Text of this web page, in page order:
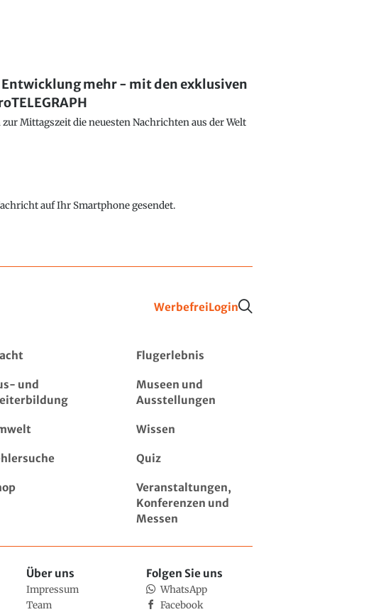
Entwicklung mehr - mit den exklusiven
Mittagszeit die neuesten Nachrichten aus der Welt
auf Ihr Smartphone gesendet.
WerbefreiLogin
Flugerlebnis
und
Museen und
Ausstellungen
Wissen
Quiz
Veranstaltungen,
Konferenzen und
Messen
Über uns
Impressum
Team
Folgen Sie uns
WhatsApp
Facebook